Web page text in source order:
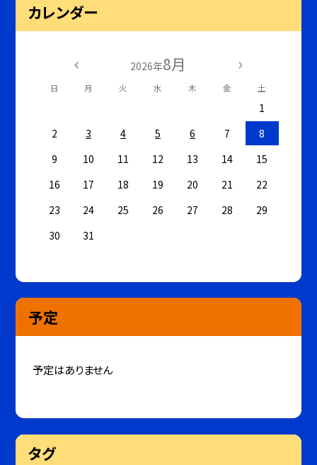
カレンダー
2026年8月
日 月 火 水 木 金 土
1
2
3 4 5 6 7
8
9
10 11 12 13 14
15
16
17 18 19 20 21
22
23
24 25 26 27 28
29
30
31
予定
予定はありません
タグ